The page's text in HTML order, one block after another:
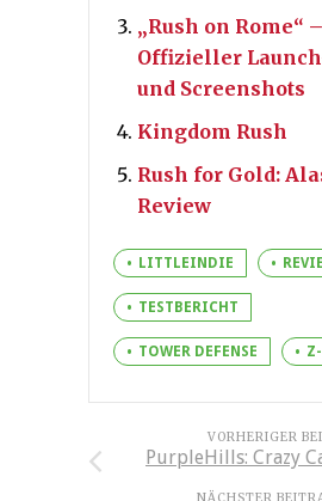
„Rush on Rome“ –
Offizieller
und Screenshots
Kingdom Rush
Rush for Gold:
Review
LITTLEINDIE
TESTBERICHT
TOWER DEFENSE
VORHERIGER
PurpleHills: Crazy